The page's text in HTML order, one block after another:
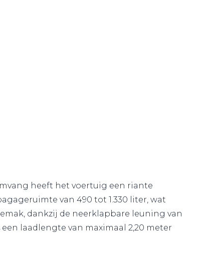
heeft het voertuig een riante
van 490 tot 1.330 liter, wat
dankzij de neerklapbare leuning van
laadlengte van maximaal 2,20 meter